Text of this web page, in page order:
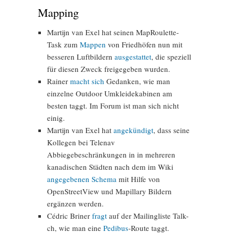
Mapping
Martijn van Exel hat seinen MapRoulette-
Task zum Mappen von Friedhöfen nun mit
besseren Luftbildern ausgestattet, die speziell
für diesen Zweck freigegeben wurden.
Rainer macht sich Gedanken, wie man
einzelne Outdoor Umkleidekabinen am
besten taggt. Im Forum ist man sich nicht
einig.
Martijn van Exel hat angekündigt, dass seine
Kollegen bei Telenav
Abbiegebeschränkungen in in mehreren
kanadischen Städten nach dem im Wiki
angegebenen Schema mit Hilfe von
OpenStreetView und Mapillary Bildern
ergänzen werden.
Cédric Briner fragt auf der Mailingliste Talk-
ch, wie man eine Pedibus-Route taggt.